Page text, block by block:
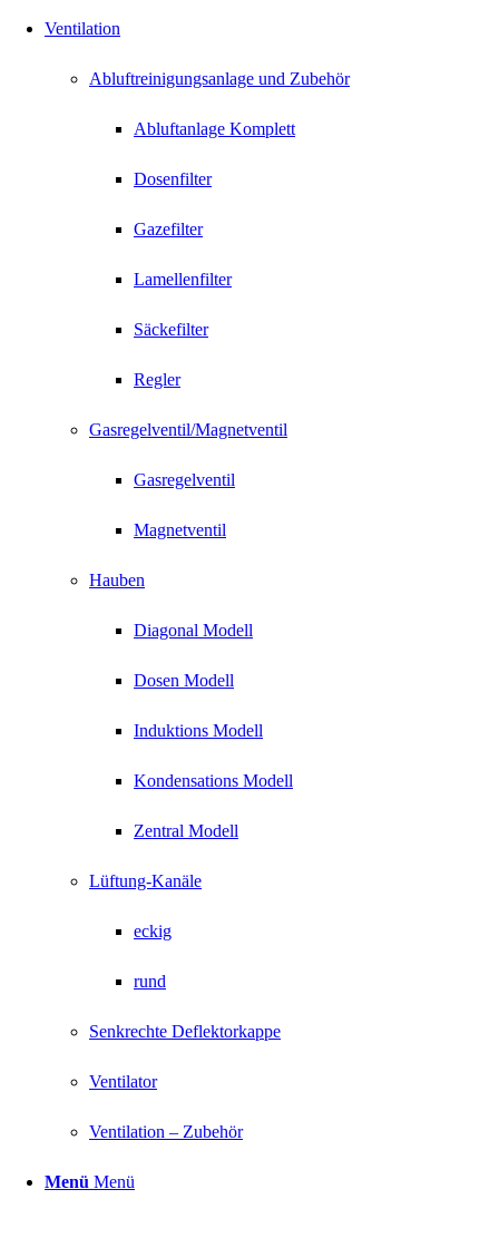
Ventilation
Abluftreinigungsanlage und Zubehör
Abluftanlage Komplett
Dosenfilter
Gazefilter
Lamellenfilter
Säckefilter
Regler
Gasregelventil/Magnetventil
Gasregelventil
Magnetventil
Hauben
Diagonal Modell
Dosen Modell
Induktions Modell
Kondensations Modell
Zentral Modell
Lüftung-Kanäle
eckig
rund
Senkrechte Deflektorkappe
Ventilator
Ventilation – Zubehör
Menü Menü